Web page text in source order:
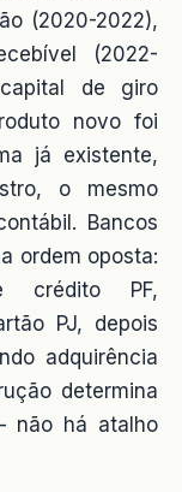
(2020-2022),
(2022-
de giro
novo foi
já existente,
o mesmo
Bancos
ordem oposta:
crédito PF,
PJ, depois
adquirência
determina
não há atalho